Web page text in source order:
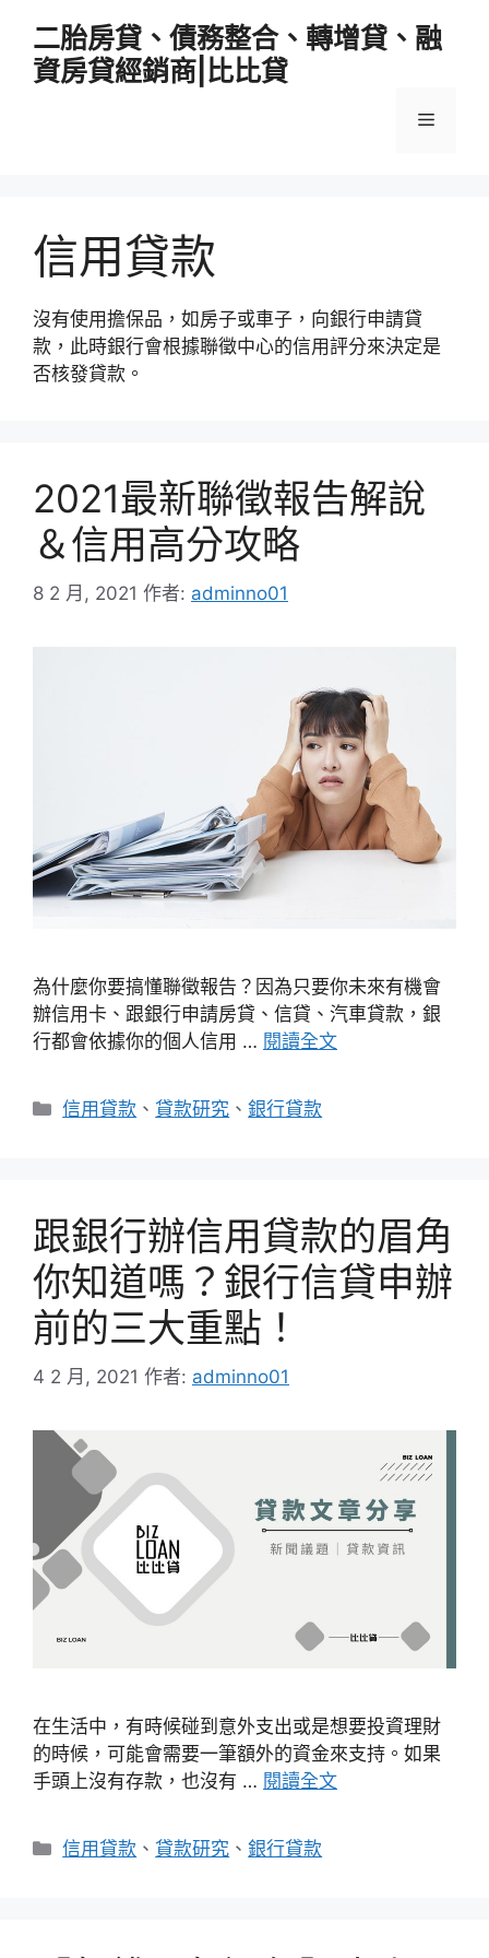
二胎房貸、債務整合、轉增貸、融
資房貸經銷商|比比貸
選
信用貸款
沒有使用擔保品，如房子或車子，向銀行申請貸
款，此時銀行會根據聯徵中心的信用評分來決定是
否核發貸款。
2021最新聯徵報告解說
＆信用高分攻略
8 2 月, 2021 作者: adminno01
為什麼你要搞懂聯徵報告？因為只要你未來有機會
辦信用卡、跟銀行申請房貸、信貸、汽車貸款，銀
行都會依據你的個人信用 … 閱讀全文
分
信用貸款 、貸款研究 、銀行貸款
跟銀行辦信用貸款的眉角
你知道嗎？銀行信貸申辦
前的三大重點！
4 2 月, 2021 作者: adminno01
在生活中，有時候碰到意外支出或是想要投資理財
的時候，可能會需要一筆額外的資金來支持。如果
手頭上沒有存款，也沒有 … 閱讀全文
分
信用貸款 、貸款研究 、銀行貸款